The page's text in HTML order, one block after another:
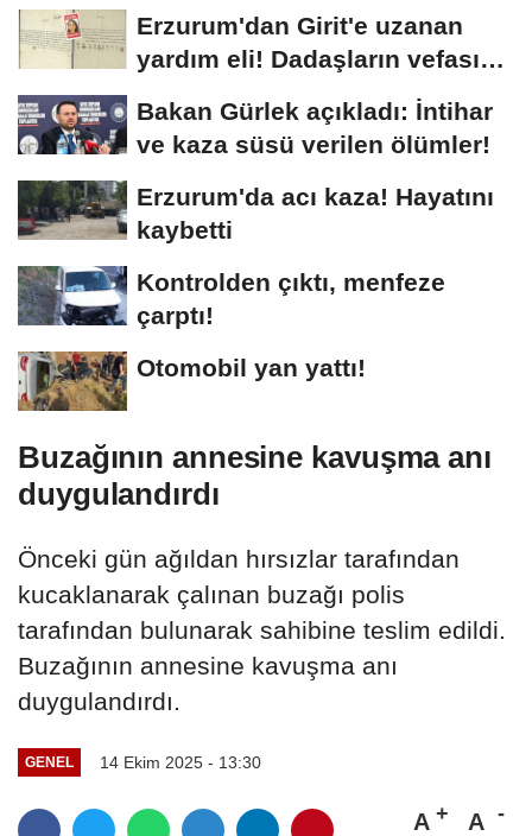
Erzurum'dan Girit'e uzanan
yardım eli! Dadaşların vefası
Bakan Gürlek açıkladı: İntihar
ve kaza süsü verilen ölümler!
Erzurum'da acı kaza! Hayatını
kaybetti
Kontrolden çıktı, menfeze
çarptı!
Otomobil yan yattı!
Buzağının annesine kavuşma anı
duygulandırdı
Önceki gün ağıldan hırsızlar tarafından
kucaklanarak çalınan buzağı polis
tarafından bulunarak sahibine teslim edildi.
Buzağının annesine kavuşma anı
duygulandırdı.
GENEL 14 Ekim 2025 - 13:30
A A